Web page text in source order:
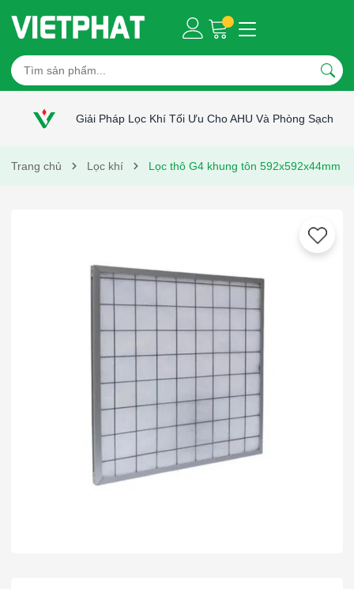
Giải Pháp Lọc Khí Tối Ưu Cho AHU Và Phòng Sạch
Trang chủ Lọc khí Lọc thô G4 khung tôn 592x592x44mm